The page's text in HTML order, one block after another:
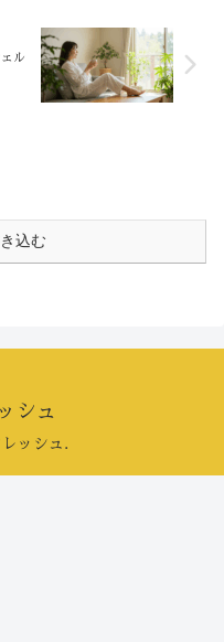
ル
込む
シュ
ッシュ.